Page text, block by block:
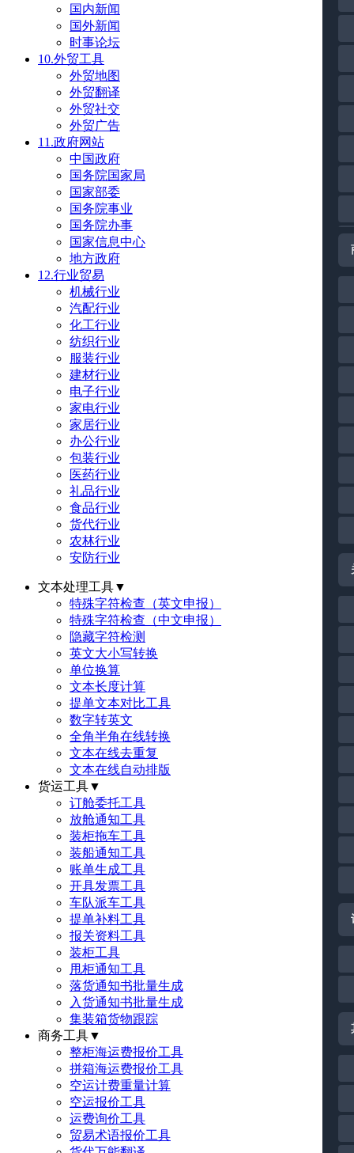
国内新闻
国外新闻
时事论坛
10.外贸工具
外贸地图
外贸翻译
外贸社交
外贸广告
11.政府网站
中国政府
国务院国家局
国家部委
国务院事业
国务院办事
国家信息中心
地方政府
12.行业贸易
机械行业
汽配行业
化工行业
纺织行业
服装行业
建材行业
电子行业
家电行业
家居行业
办公行业
包装行业
医药行业
礼品行业
食品行业
货代行业
农林行业
安防行业
文本处理工具▼
特殊字符检查（英文申报）
特殊字符检查（中文申报）
隐藏字符检测
英文大小写转换
单位换算
文本长度计算
提单文本对比工具
数字转英文
全角半角在线转换
文本在线去重复
文本在线自动排版
货运工具▼
订舱委托工具
放舱通知工具
装柜拖车工具
装船通知工具
账单生成工具
开具发票工具
车队派车工具
提单补料工具
报关资料工具
装柜工具
甩柜通知工具
落货通知书批量生成
入货通知书批量生成
集装箱货物跟踪
商务工具▼
整柜海运费报价工具
拼箱海运费报价工具
空运计费重量计算
空运报价工具
运费询价工具
贸易术语报价工具